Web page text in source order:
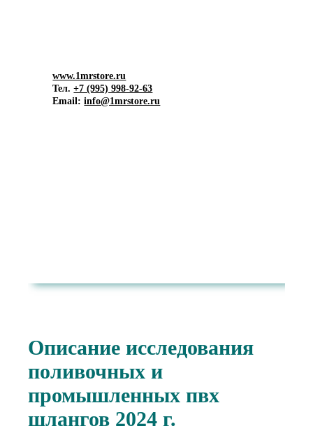
www.1mrstore.ru
Тел.+7 (995) 998-92-63
Email:info@1mrstore.ru
Описание исследования
поливочных и
промышленных пвх
шлангов 2024 г.